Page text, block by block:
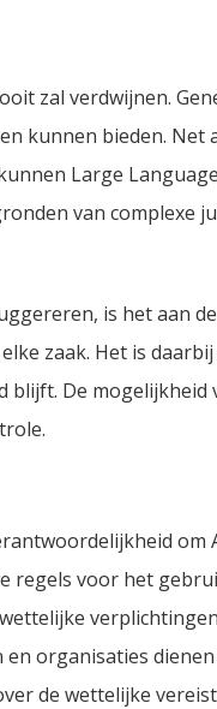
zal verdwijnen.
kunnen bieden.
Large
van complexe
is het aan
zaak. Het is
De mogelijkheid
regels voor het
organisaties
de wettelijke